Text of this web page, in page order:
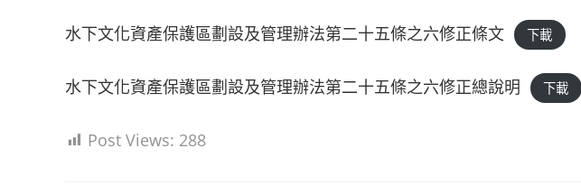
水下文化資產保護區劃設及管理辦法第二十五條之六修正條文 下載
水下文化資產保護區劃設及管理辦法第二十五條之六修正總說明 下載
Post Views: 288